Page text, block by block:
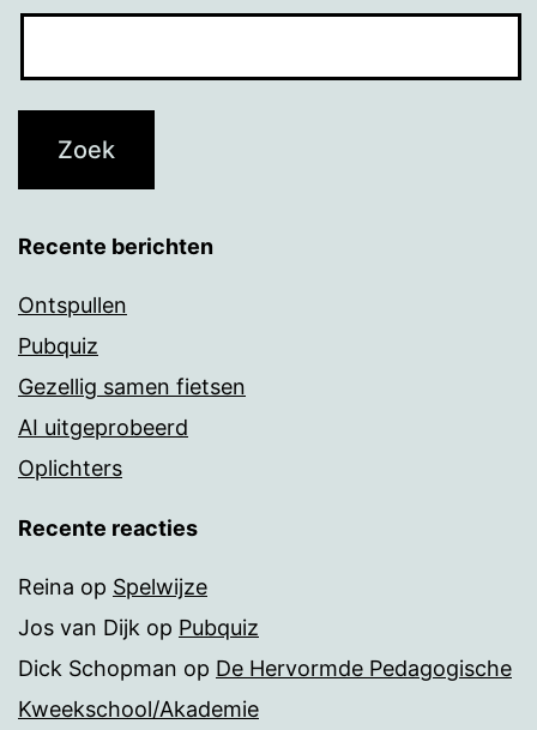
Recente berichten
Ontspullen
Pubquiz
Gezellig samen fietsen
AI uitgeprobeerd
Oplichters
Recente reacties
Reina op Spelwijze
Jos van Dijk op Pubquiz
Dick Schopman op De Hervormde Pedagogische
Kweekschool/Akademie